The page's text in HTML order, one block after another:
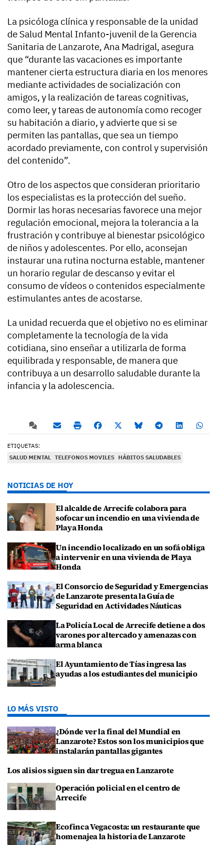
La psicóloga clínica y responsable de la unidad
de Salud Mental Infanto-juvenil de la Gerencia
Sanitaria de Lanzarote, Ana Madrigal, asegura
que “durante las vacaciones es importante
mantener cierta estructura diaria en los menores
mediante actividades de socialización con
amigos, y la realización de tareas cognitivas,
como leer, y tareas de autonomía como recoger
su habitación a diario, y advierte que si se
permiten las pantallas, que sea un tiempo
acordado previamente, con control y supervisión
del contenido”.
Otro de los aspectos que consideran prioritario
los especialistas es la protección del sueño.
Dormir las horas necesarias favorece una mejor
regulación emocional, mejora la tolerancia a la
frustración y contribuye al bienestar psicológico
de niños y adolescentes. Por ello, aconsejan
instaurar una rutina nocturna estable, mantener
un horario regular de descanso y evitar el
consumo de vídeos o contenidos especialmente
estimulantes antes de acostarse.
La unidad recuerda que el objetivo no es eliminar
completamente la tecnología de la vida
cotidiana, sino enseñar a utilizarla de forma
equilibrada y responsable, de manera que
contribuya a un desarrollo saludable durante la
infancia y la adolescencia.
ETIQUETAS:
SALUD MENTAL TELEFONOS MOVILES HÁBITOS SALUDABLES
NOTICIAS DE HOY
El alcalde de Arrecife colabora para
sofocar un incendio en una vivienda de
Playa Honda
Un incendio localizado en un sofá obliga
a intervenir en una vivienda de Playa
Honda
El Consorcio de Seguridad y Emergencias
de Lanzarote presenta la Guía de
Seguridad en Actividades Náuticas
La Policía Local de Arrecife detiene a dos
varones por altercado y amenazas con
arma blanca
El Ayuntamiento de Tías ingresa las
ayudas a los estudiantes del municipio
LO MÁS VISTO
¿Dónde ver la final del Mundial en
Lanzarote? Estos son los municipios que
instalarán pantallas gigantes
Los alisios siguen sin dar tregua en Lanzarote
Operación policial en el centro de
Arrecife
Ecofinca Vegacosta: un restaurante que
homenajea la historia de Lanzarote